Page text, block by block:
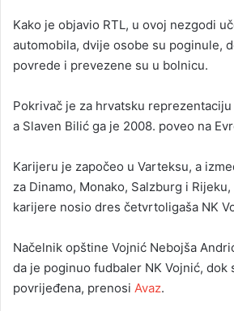
Kako je objavio RTL, u ovoj nezgodi
automobila, dvije osobe su poginule,
povrede i prevezene su u bolnicu.
Pokrivač je za hrvatsku reprezentaciju
a Slaven Bilić ga je 2008. poveo na
Karijeru je započeo u Varteksu, a
za Dinamo, Monako, Salzburg i
karijere nosio dres četvrtoligaša NK
Načelnik opštine Vojnić Nebojša
da je poginuo fudbaler NK Vojnić, dok
povrijeđena, prenosi Avaz.